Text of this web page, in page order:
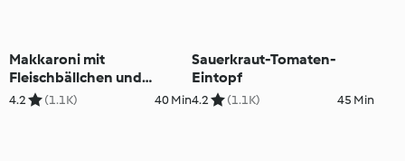
Makkaroni mit
Fleischbällchen und
Tomaten-Oliven-Sauce
4.2 (1.1K) 40 Min
Sauerkraut-Tomaten-
Eintopf
4.2 (1.1K) 45 Min